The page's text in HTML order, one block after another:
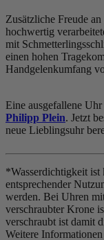
Zusätzliche Freude
hochwertig
mit
einen hohen
Handgelenkumfang
Eine ausgefallene
Philipp Plein. Jetzt
neue Lieblingsuhr
*Wasserdichtigkeit ist
entsprechender
werden. Bei Uhren
verschraubter Krone
verschraubt ist damit
Weitere